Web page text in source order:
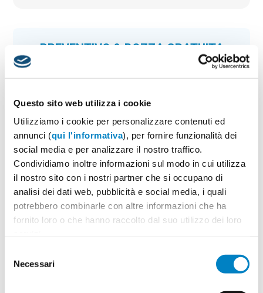
Questo sito web utilizza i cookie
Utilizziamo i cookie per personalizzare contenuti ed
annunci (qui l'informativa), per fornire funzionalità dei
social media e per analizzare il nostro traffico.
Condividiamo inoltre informazioni sul modo in cui utilizza
il nostro sito con i nostri partner che si occupano di
analisi dei dati web, pubblicità e social media, i quali
potrebbero combinarle con altre informazioni che ha
fornito loro o che hanno raccolto dal suo utilizzo dei loro
delNecessari
PREVENTIVO & BOZZA GRATUITA
Potrai indicare successivamente la suddivisione per
1 Seleziona il colore:
Quantità
Minimo: 100
Vuoi caricare il tuo logo o grafica adesso? Potrai
comunque farlo successivamente.